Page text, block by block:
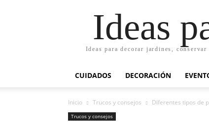
Ideas
Ideas para decorar jardines,
CUIDADOS DECORACIÓN
Inicio Trucos y consejos Diferentes tipos de
Trucos y consejos